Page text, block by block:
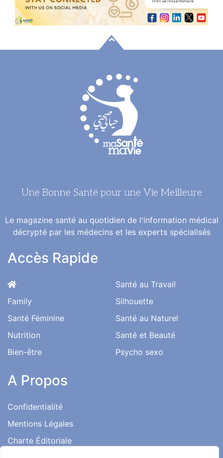
Une Bonne Santé pour une Vie Meilleure
Le magazine santé au quotidien de l'information médical
décrypté par les médecins et les experts spécialisés
Accès Rapide
Family
Santé Féminine
Nutrition
Bien-être
Santé au Travail
Silhouette
Santé au Naturel
Santé et Beauté
Psycho sexo
A Propos
Confidentialité
Mentions Légales
Charte Éditoriale